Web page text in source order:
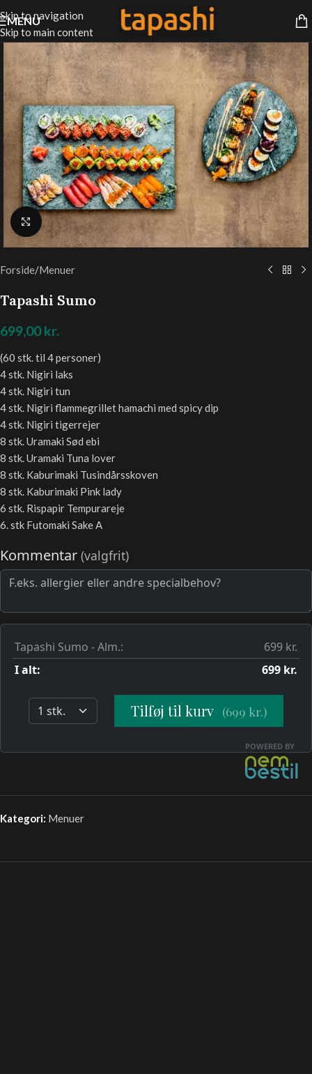
Skip to navigation
Skip to main content
MENU
Klik for at forstørre
Forside/Menuer
Tapashi Sumo
699,00kr.
(60 stk. til 4 personer)
4 stk. Nigiri laks
4 stk. Nigiri tun
4 stk. Nigiri flammegrillet hamachi med spicy dip
4 stk. Nigiri tigerrejer
8 stk. Uramaki Sød ebi
8 stk. Uramaki Tuna lover
8 stk. Kaburimaki Tusindårsskoven
8 stk. Kaburimaki Pink lady
6 stk. Rispapir Tempurareje
6. stk Futomaki Sake A
Kategori: Menuer